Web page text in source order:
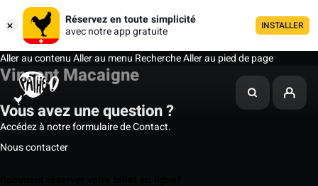
Réservez en toute simplicité
avec notre app gratuite
INSTALLER
Aller au contenuAller au menu RechercheAller au pied de page
Vincent Macaigne
Vous avez une question ?
Accédez à notre formulaire de Contact.
Nous contacter